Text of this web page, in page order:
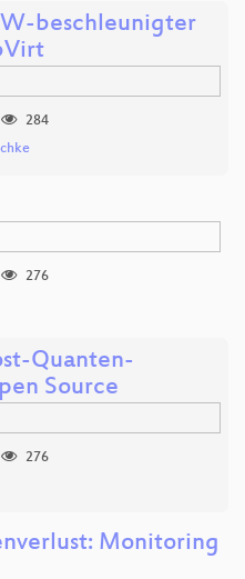
beschleunigter
284
276
Quanten-
Source
276
Monitoring